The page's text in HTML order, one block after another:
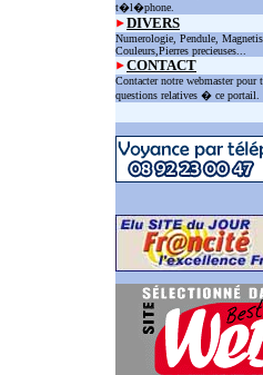
t�l�phone.
DIVERS
Numerologie, Pendule,
Couleurs,Pierres precieuses...
CONTACT
Contacter notre webmaster pour
questions relatives � ce portail.